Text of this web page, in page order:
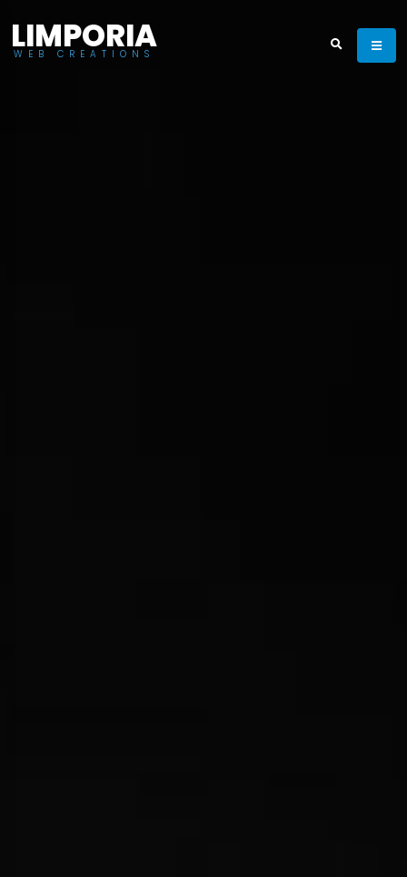
LIMPORIA
WEB CREATIONS